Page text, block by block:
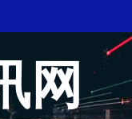
网